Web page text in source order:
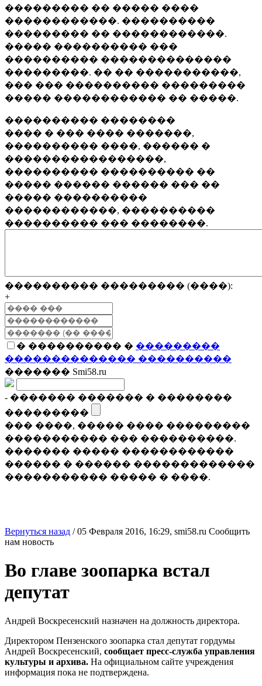
��������� �� ����� ����
������������. ����������
��������� �� ������������.
����� ���������� ���
���������� ��������������
���������. �� �� �����������,
��� ��� ���������� ���������
����� ������������ �� �����.
���������� ��������
���� � ��� ���� �������,
���������� ����, ������ �
�����������������,
���������� ���������� ��
����� ������ ������ ��� ��
����� ����������
������������, ����������
���������� ��� ��������.
���������� ��������� (����):
+
� ���������� � ���������
�������������� ����������
������� Smi58.ru
- ������� ������� � ��������
���������
��� ����, ����� ���� ���������
����������� ��� ����������.
������� ����� ������������
������ � ������ �������������
����������� ����� � ����.
Вернуться назад /05 Февраля 2016, 16:29, smi58.ru Сообщить
нам новость
Во главе зоопарка встал
депутат
Андрей Воскресенский назначен на должность директора.
Директором Пензенского зоопарка стал депутат гордумы
Андрей Воскресенский, сообщает пресс-служба управления
культуры и архива. На официальном сайте учреждения
информация пока не подтверждена.